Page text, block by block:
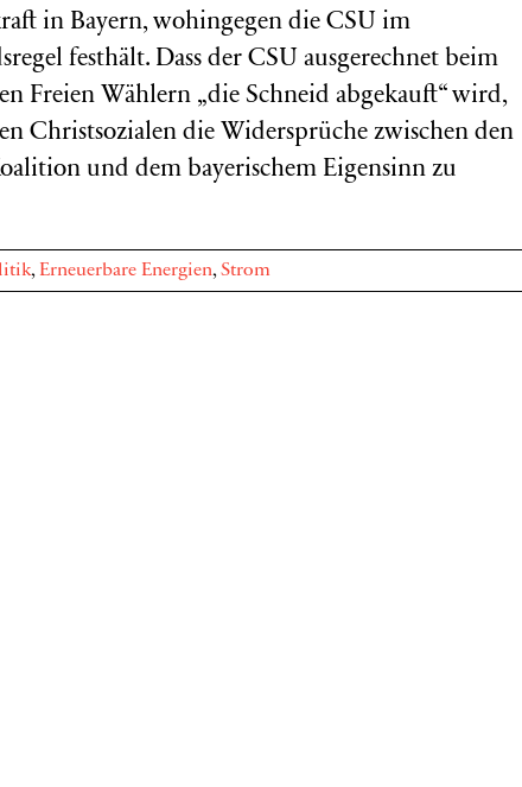
in Bayern, wohingegen die CSU im
festhält. Dass der CSU ausgerechnet beim
Freien Wählern „die Schneid abgekauft“ wird,
Christsozialen die Widersprüche zwischen den
und dem bayerischem Eigensinn zu
, Erneuerbare Energien, Strom